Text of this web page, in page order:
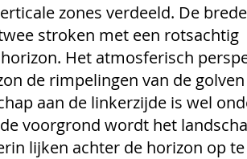
zones verdeeld. De
stroken met een rotsachtig
Het atmosferisch
de rimpelingen van de
aan de linkerzijde is wel
voorgrond wordt het
lijken achter de horizon op